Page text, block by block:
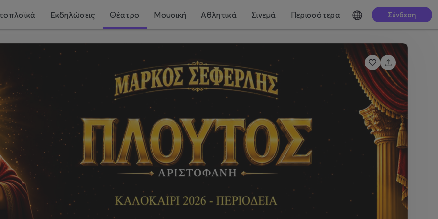
Εκδηλώσεις Θέατρο Μουσική Αθλητικά Σινεμά Περισσότερα Σύνδεση